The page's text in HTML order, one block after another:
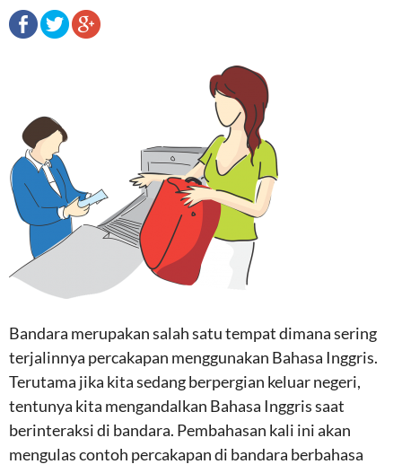
Bandara merupakan salah satu tempat dimana sering
terjalinnya percakapan menggunakan Bahasa Inggris.
Terutama jika kita sedang berpergian keluar negeri,
tentunya kita mengandalkan Bahasa Inggris saat
berinteraksi di bandara. Pembahasan kali ini akan
mengulas contoh percakapan di bandara berbahasa